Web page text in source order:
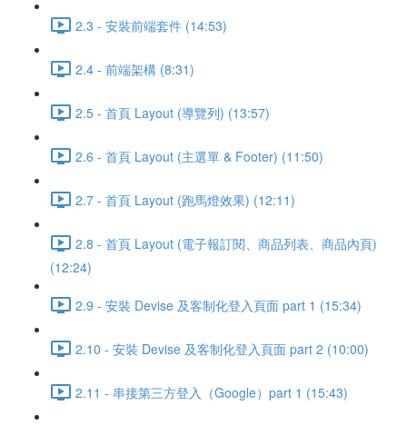
2.3 - 安裝前端套件 (14:53)
2.4 - 前端架構 (8:31)
2.5 - 首頁 Layout (導覽列) (13:57)
2.6 - 首頁 Layout (主選單 & Footer) (11:50)
2.7 - 首頁 Layout (跑馬燈效果) (12:11)
2.8 - 首頁 Layout (電子報訂閱、商品列表、商品內頁)
(12:24)
2.9 - 安裝 Devise 及客制化登入頁面 part 1 (15:34)
2.10 - 安裝 Devise 及客制化登入頁面 part 2 (10:00)
2.11 - 串接第三方登入（Google）part 1 (15:43)